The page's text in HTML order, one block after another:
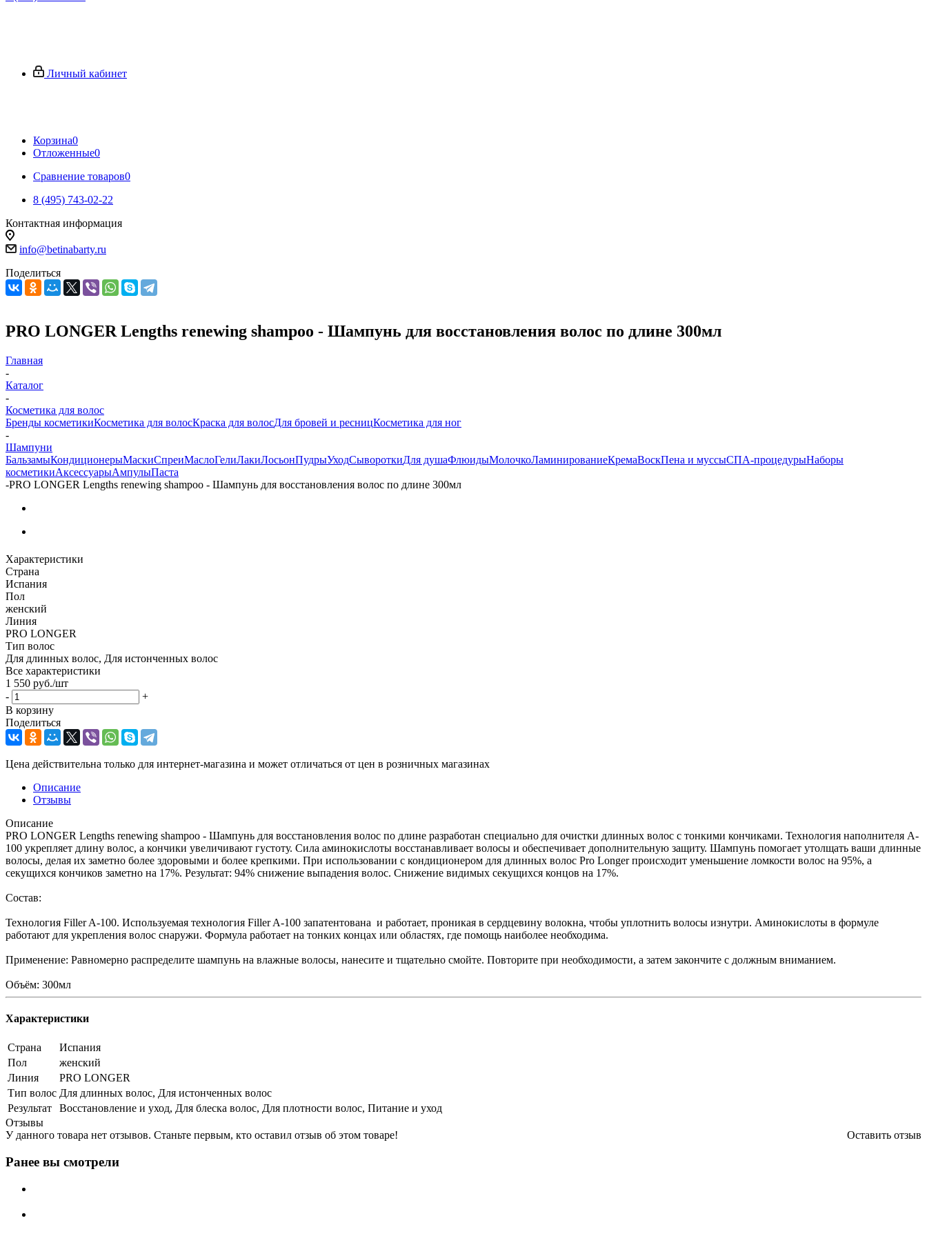
Личный кабинет
Корзина0
Отложенные0
Сравнение товаров0
8 (495) 743-02-22
Контактная информация
info@betinabarty.ru
Поделиться
PRO LONGER Lengths renewing shampoo - Шампунь для восстановления волос по длине 300мл
Главная
-
Каталог
-
Косметика для волос
Бренды косметикиКосметика для волосКраска для волосДля бровей и ресницКосметика для ног
-
Шампуни
БальзамыКондиционерыМаскиСпреиМаслоГелиЛакиЛосьонПудрыУходСывороткиДля душаФлюидыМолочкоЛаминированиеКремаВоскПена и муссыСПА-процедурыНаборы
косметикиАксессуарыАмпулыПаста
-PRO LONGER Lengths renewing shampoo - Шампунь для восстановления волос по длине 300мл
Характеристики
Страна
Испания
Пол
женский
Линия
PRO LONGER
Тип волос
Для длинных волос, Для истонченных волос
Все характеристики
1 550 руб./шт
-
+
В корзину
Поделиться
Цена действительна только для интернет-магазина и может отличаться от цен в розничных магазинах
Описание
Отзывы
Описание
PRO LONGER Lengths renewing shampoo - Шампунь для восстановления волос по длине разработан специально для очистки длинных волос с тонкими кончиками. Технология наполнителя A-
100 укрепляет длину волос, а кончики увеличивают густоту. Сила аминокислоты восстанавливает волосы и обеспечивает дополнительную защиту. Шампунь помогает утолщать ваши длинные
волосы, делая их заметно более здоровыми и более крепкими. При использовании с кондиционером для длинных волос Pro Longer происходит уменьшение ломкости волос на 95%, а
секущихся кончиков заметно на 17%. Результат: 94% снижение выпадения волос. Снижение видимых секущихся концов на 17%.
Состав:
Технология Filler A-100. Используемая технология Filler A-100 запатентована и работает, проникая в сердцевину волокна, чтобы уплотнить волосы изнутри. Аминокислоты в формуле
работают для укрепления волос снаружи. Формула работает на тонких концах или областях, где помощь наиболее необходима.
Применение: Равномерно распределите шампунь на влажные волосы, нанесите и тщательно смойте. Повторите при необходимости, а затем закончите с должным вниманием.
Объём: 300мл
Характеристики
Страна
Испания
Пол
женский
Линия
PRO LONGER
Тип волос Для длинных волос, Для истонченных волос
Результат
Восстановление и уход, Для блеска волос, Для плотности волос, Питание и уход
Отзывы
Оставить отзыв
У данного товара нет отзывов. Станьте первым, кто оставил отзыв об этом товаре!
Ранее вы смотрели